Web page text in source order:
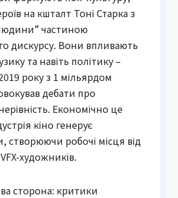
на кшталт Тоні Старка з
частиною
дискурсу. Вони впливають
та навіть політику –
року з 1 мільярдом
дебати про
Економічно це
кіно генерує
створюючи робочі місця від
художників.
сторона: критики